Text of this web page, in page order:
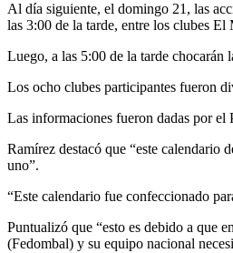
Al día siguiente, el domingo 21, las
las 3:00 de la tarde, entre los clubes
Luego, a las 5:00 de la tarde chocarán
Los ocho clubes participantes fueron
Las informaciones fueron dadas por
Ramírez destacó que “este calendario
uno”.
“Este calendario fue confeccionado
Puntualizó que “esto es debido a que
(Fedombal) y su equipo nacional